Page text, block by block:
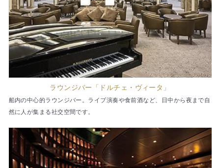
ラウンジバー「ドルチェ・ヴィータ」
船内の中心的ラウンジバー。ライブ演奏や食前酒など、日中から夜まで自
然に人が集まる社交空間です。